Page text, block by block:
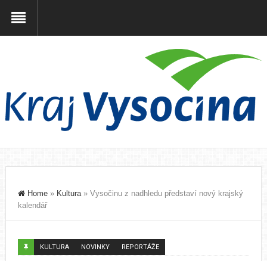
Home» Kultura» Vysočinu z nadhledu představí nový krajský
kalendář
KULTURA NOVINKY REPORTÁŽE